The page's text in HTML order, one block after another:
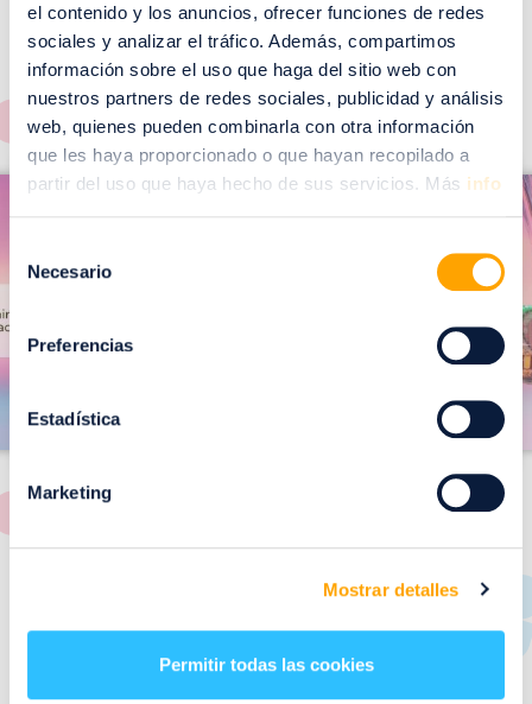
el contenido y los anuncios, ofrecer funciones de redes
sociales y analizar el tráfico. Además, compartimos
información sobre el uso que haga del sitio web con
nuestros partners de redes sociales, publicidad y análisis
web, quienes pueden combinarla con otra información
que les haya proporcionado o que hayan recopilado a
partir del uso que haya hecho de sus servicios. Más info
Necesario
Preferencias
Estadística
Marketing
Mostrar detalles
Permitir todas las cookies
¡No te pierdas nuestros
EVENTOS!
Ver todos >
g
n
I
a
g